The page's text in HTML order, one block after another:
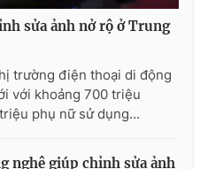
sửa ảnh nở rộ ở Trung
trường điện thoại di động
với khoảng 700 triệu
phụ nữ sử dụng...
nghệ giúp chỉnh sửa ảnh